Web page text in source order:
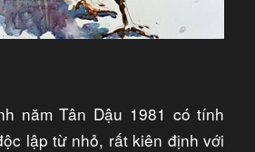
năm Tân Dậu 1981 có tính
lập từ nhỏ, rất kiên định với